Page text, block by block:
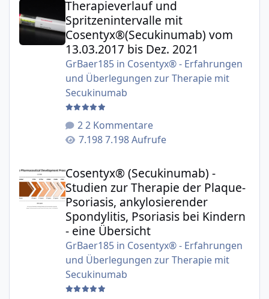
Therapieverlauf und
Spritzenintervalle mit
Cosentyx®(Secukinumab) vom
13.03.2017 bis Dez. 2021
GrBaer185in Cosentyx® - Erfahrungen
und Überlegungen zur Therapie mit
Secukinumab
2 Kommentare
7.198 Aufrufe
Cosentyx® (Secukinumab) -
Studien zur Therapie der Plaque-
Psoriasis, ankylosierender
Spondylitis, Psoriasis bei Kindern
- eine Übersicht
GrBaer185in Cosentyx® - Erfahrungen
und Überlegungen zur Therapie mit
Secukinumab